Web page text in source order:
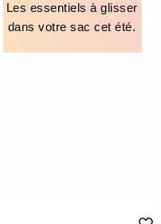
Les essentiels à glisser
dans votre sac cet été.